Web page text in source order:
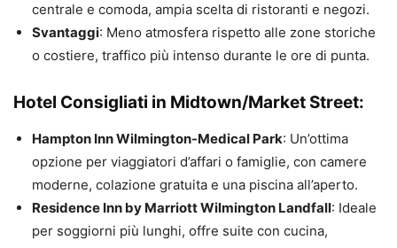
centrale e comoda, ampia scelta di ristoranti e negozi.
Svantaggi: Meno atmosfera rispetto alle zone storiche
o costiere, traffico più intenso durante le ore di punta.
Hotel Consigliati in Midtown/Market Street:
Hampton Inn Wilmington-Medical Park: Un’ottima
opzione per viaggiatori d’affari o famiglie, con camere
moderne, colazione gratuita e una piscina all’aperto.
Residence Inn by Marriott Wilmington Landfall: Ideale
per soggiorni più lunghi, offre suite con cucina,